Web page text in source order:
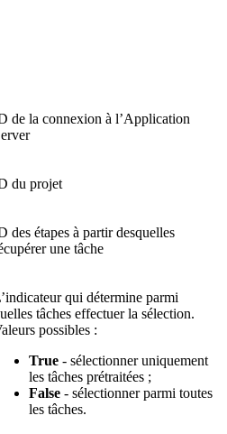
de la connexion à l’Application
du projet
des étapes à partir desquelles
une tâche
qui détermine parmi
tâches effectuer la sélection.
possibles :
True - sélectionner uniquement
les tâches prétraitées ;
False - sélectionner parmi toutes
les tâches.